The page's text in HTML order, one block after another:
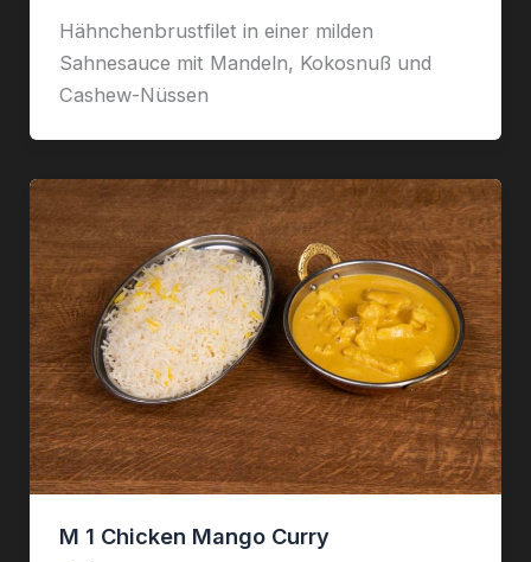
Hähnchenbrustfilet in einer milden
Sahnesauce mit Mandeln, Kokosnuß und
Cashew-Nüssen
M 1 Chicken Mango Curry